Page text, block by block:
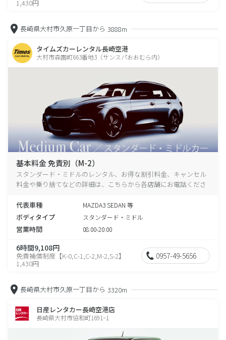
1,430円
長崎県大村市久原一丁目から 3888m
タイムズカーレンタル長崎空港
大村市森園町663番地3（サンスパおおむら内）
基本料金 免責別（M-2）
スタンダード・ミドルのレンタル、お得な割引料金、キャンセル
料金や乗り捨てなどの詳細は、こちらから各店舗にお電話くださ
代表車種
MAZDA3 SEDAN 等
ボディタイプ スタンダード・ミドル
営業時間 08:00-20:00
6時間9,108円
免責補償制度【K-0,C-1,C-2,M-2,S-2】
1,430円
0957-49-5656
長崎県大村市久原一丁目から 3320m
日産レンタカー長崎空港店
長崎県大村市協和町1691−1